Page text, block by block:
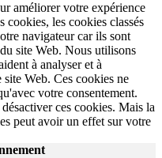
améliorer votre expérience
cookies, les cookies classés
navigateur car ils sont
site Web. Nous utilisons
à analyser et à
Web. Ces cookies ne
votre consentement.
ces cookies. Mais la
peut avoir un effet sur votre